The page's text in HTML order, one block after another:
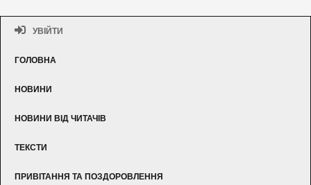
УВІЙТИ
ГОЛОВНА
НОВИНИ
НОВИНИ ВІД ЧИТАЧІВ
ТЕКСТИ
ПРИВІТАННЯ ТА ПОЗДОРОВЛЕННЯ